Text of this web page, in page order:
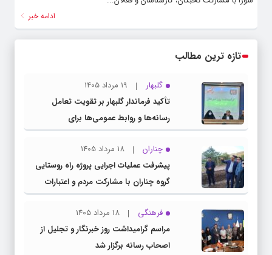
ادامه خبر
تازه ترین مطالب
گلبهار
19 مرداد 1405
تأکید فرماندار گلبهار بر تقویت تعامل
رسانه‌ها و روابط عمومی‌ها برای
اطلاع‌رسانی شفاف
چناران
18 مرداد 1405
پیشرفت عملیات اجرایی پروژه راه روستایی
گروه چناران با مشارکت مردم و اعتبارات
دولتی
فرهنگی
18 مرداد 1405
مراسم گرامیداشت روز خبرنگار و تجلیل از
اصحاب رسانه برگزار شد